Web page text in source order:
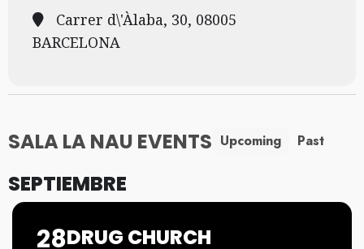
Carrer d\'Àlaba, 30, 08005
BARCELONA
SALA LA NAU EVENTS Upcoming Past
SEPTIEMBRE
28DRUG CHURCH